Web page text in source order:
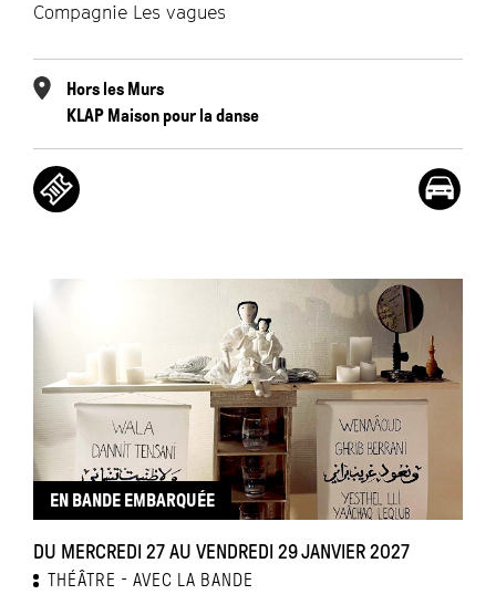
Compagnie Les vagues
Hors les Murs
KLAP Maison pour la danse
EN BANDE EMBARQUÉE
DU MERCREDI 27 AU VENDREDI 29 JANVIER 2027
THÉÂTRE AVEC LA BANDE